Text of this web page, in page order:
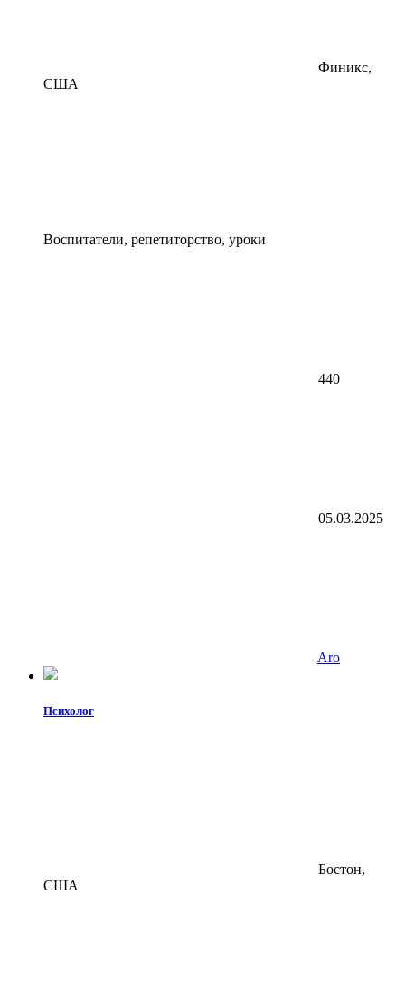
Финикс,
США
Воспитатели, репетиторство, уроки
440
05.03.2025
Aro
Психолог
Бостон,
США